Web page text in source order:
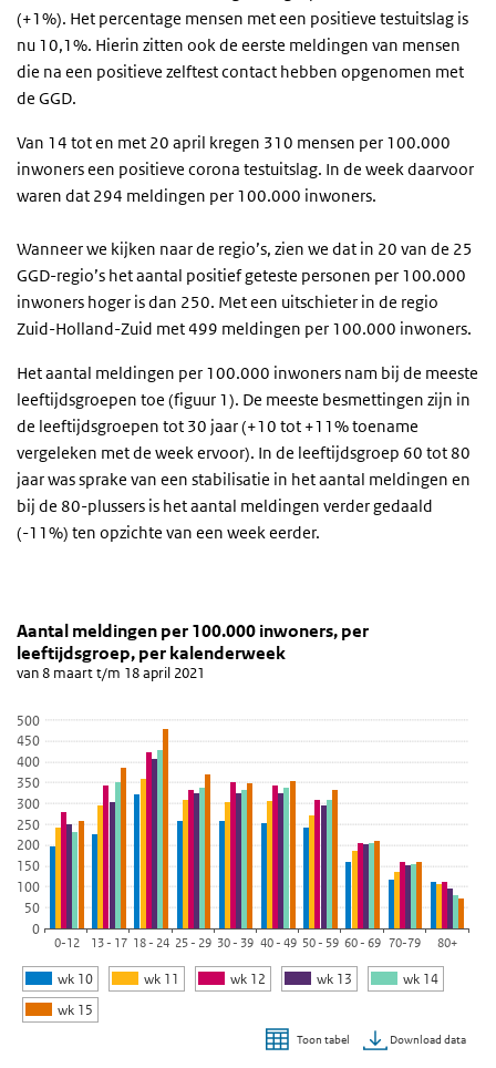
(+1%). Het percentage mensen met een positieve testuitslag is
nu 10,1%. Hierin zitten ook de eerste meldingen van mensen
die na een positieve zelftest contact hebben opgenomen met
de GGD.
Van 14 tot en met 20 april kregen 310 mensen per 100.000
inwoners een positieve corona testuitslag. In de week daarvoor
waren dat 294 meldingen per 100.000 inwoners.
Wanneer we kijken naar de regio’s, zien we dat in 20 van de 25
GGD-regio’s het aantal positief geteste personen per 100.000
inwoners hoger is dan 250. Met een uitschieter in de regio
Zuid-Holland-Zuid met 499 meldingen per 100.000 inwoners.
Het aantal meldingen per 100.000 inwoners nam bij de meeste
leeftijdsgroepen toe (figuur 1). De meeste besmettingen zijn in
de leeftijdsgroepen tot 30 jaar (+10 tot +11% toename
vergeleken met de week ervoor). In de leeftijdsgroep 60 tot 80
jaar was sprake van een stabilisatie in het aantal meldingen en
bij de 80-plussers is het aantal meldingen verder gedaald
(-11%) ten opzichte van een week eerder.
Grafiek 20 april 2021
Sla de grafiek 'Aantal meldingen per 100.000 inwoners, per
Aantal meldingen per 100.000 inwoners, per
Staaf grafiek met 6 reeksen.
van 8 maart t/m 18 april 2021
Bekijk als data tabel.
De grafiek heeft 1 X-as die categories weergeeft.
De grafiek heeft 1 Y-as die values weergeeft.
Aantal meldingen per 100.000 inwoners, per
leeftijdsgroep, per kalenderweek
van 8 maart t/m 18 april 2021
wk 10 wk 11 wk 12 wk 13
wk 14
wk 15
0
50
100
150
200
250
300
350
400
450
500
0-12 13 - 17 18 - 24 25 - 29 30 - 39 40 - 49 50 - 59 60 - 69 70-79 80+
Toon tabel Download data